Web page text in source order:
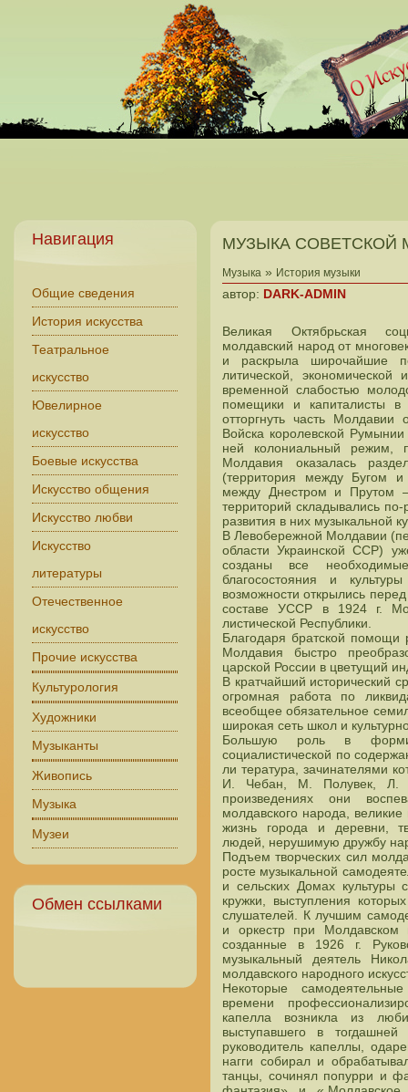
Навигация
Общие сведения
История искусства
Театральное
искусство
Ювелирное
искусство
Боевые искусства
Искусство общения
Искусство любви
Искусство
литературы
Отечественное
искусство
Прочие искусства
Культурология
Художники
Музыканты
Живопись
Музыка
Музеи
Обмен ссылками
МУЗЫКА СОВЕТСКОЙ
Музыка » История музыки
автор: DARK-ADMIN
Великая Октябрьская
молдавский народ от
и раскрыла широчайшие
литической, экономической
временной слабостью
помещики и капиталисты
отторгнуть часть Молдавии
Войска королевской
ней колониальный режим,
Молдавия оказалась
(территория между Бугом
между Днестром и Прутом
территорий складывались
развития в них музыкальной
В Левобережной Молдавии
области Украинской ССР)
созданы все
благосостояния и
возможности открылись
составе УССР в 1924 г.
листической Республики.
Благодаря братской помощи
Молдавия быстро
царской России в цветущий
В кратчайший исторический
огромная работа по
всеобщее обязательное
широкая сеть школ и
Большую роль в
социалистической по
ли тература, зачинателями
И. Чебан, М. Полувек, Л.
произведениях они
молдавского народа,
жизнь города и деревни,
людей, нерушимую дружбу
Подъем творческих сил
росте музыкальной
и сельских Домах культуры
кружки, выступления
слушателей. К лучшим
и оркестр при Молдавском
созданные в 1926 г.
музыкальный деятель
молдавского народного
Некоторые
времени
капелла возникла из
выступавшего в
руководитель капеллы,
нагги собирал и
танцы, сочинял попурри и